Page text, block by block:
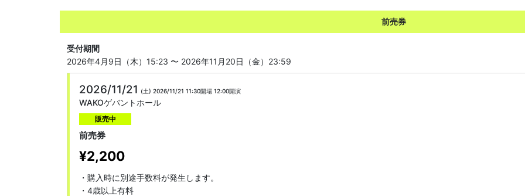
前売券
受付期間
2026年4月9日（木）15:23 〜 2026年11月20日（金）23:59
2026/11/21 (土) 2026/11/21 11:30開場 12:00開演
WAKOゲバントホール
販売中
前売券
¥2,200
・購入時に別途手数料が発生します。
・4歳以上有料